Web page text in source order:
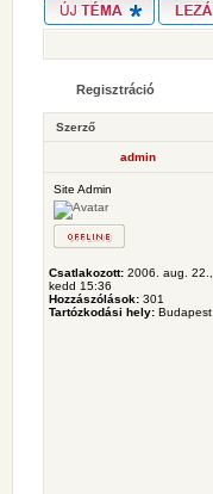
Regisztráció
Szerző
admin
Site Admin
Csatlakozott: 2006. aug. 22.,
kedd 15:36
Hozzászólások: 301
Tartózkodási hely: Budapest